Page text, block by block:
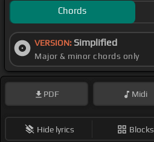
Chords
VERSION: Simplified
Major & minor chords only
PDF Midi
Hide lyrics Blocks